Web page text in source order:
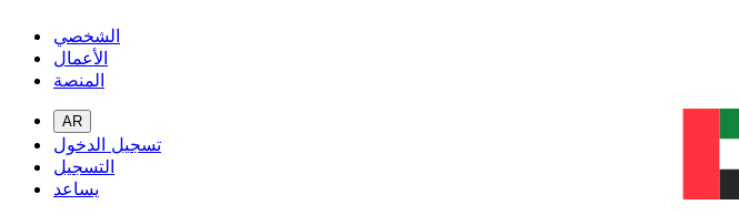
الشخصي
الأعمال
المنصة
AR
تسجيل الدخول
التسجيل
يساعد